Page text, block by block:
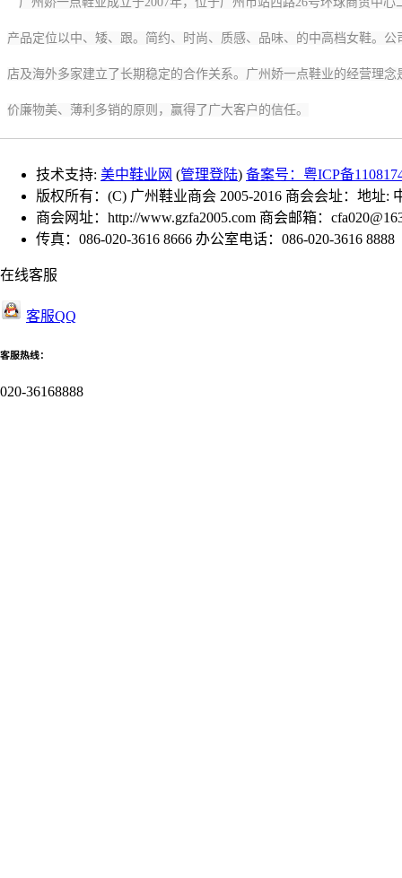
产品定位以中、矮、跟。简约、时尚、质感、品味、的中高档女鞋。
店及海外多家建立了长期稳定的合作关系。广州娇一点鞋业的经营理
价廉物美、薄利多销的原则，赢得了广大客户的信任。
技术支持: 美中鞋业网 (管理登陆) 备案号：粤ICP备
版权所有：(C) 广州鞋业商会 2005-2016 商会会址：地址:
商会网址：http://www.gzfa2005.com 商会邮箱：
传真：086-020-3616 8666 办公室电话：086-020-3616 8888
在线客服
客服QQ
客服热线：
020-36168888